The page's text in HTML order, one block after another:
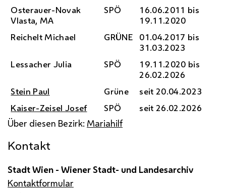
Osterauer-Novak
Vlasta, MA
SPÖ
16.06.2011 bis
19.11.2020
Reichelt Michael
GRÜNE
01.04.2017 bis
31.03.2023
Lessacher Julia
SPÖ
19.11.2020 bis
26.02.2026
Stein Paul
Grüne
seit 20.04.2023
Kaiser-Zeisel Josef
SPÖ seit 26.02.2026
Über diesen Bezirk: Mariahilf
Kontakt
Stadt Wien - Wiener Stadt- und Landesarchiv
Kontaktformular